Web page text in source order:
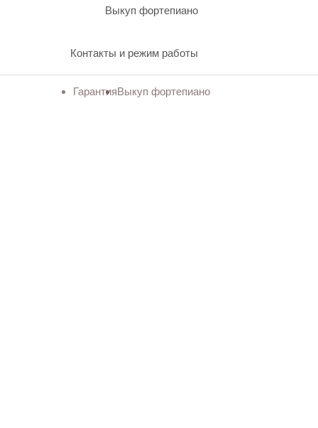
Выкуп фортепиано
Контакты и режим работы
ГарантияВыкуп фортепиано